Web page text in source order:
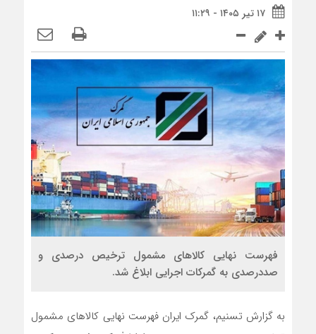
۱۷ تیر ۱۴۰۵ - ۱۱:۲۹
فهرست نهایی کالاهای مشمول ترخیص درصدی و
صددرصدی به گمرکات اجرایی ابلاغ شد.
به گزارش تسنیم، گمرک ایران فهرست نهایی کالاهای مشمول